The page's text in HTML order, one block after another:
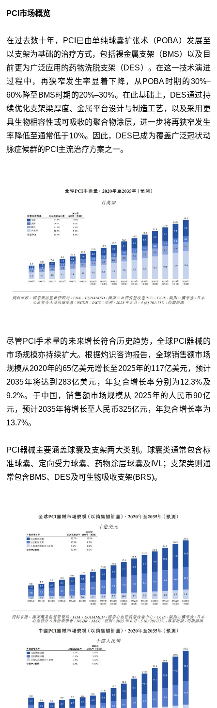
PCI市场概览
在过去数十年，PCI已由单纯球囊扩张术（POBA）发展至
以支架为基础的治疗方式，包括裸金属支架（BMS）以及目
前更为广泛应用的药物洗脱支架（DES）。在这一技术演进
过程中，再狭窄发生率显着下降，从POBA时期的30%–
60%降至BMS时期的20%–30%。在此基础上，DES通过持
续优化支架梁厚度、金属平台设计与制造工艺，以及采用更
具生物相容性或可吸收的聚合物涂层，进一步将再狭窄发生
率降低至通常低于10%。因此，DES已成为覆盖广泛冠状动
脉症候群的PCI主流治疗方案之一。
尽管PCI手术量的未来增长符合历史趋势，全球PCI器械的
市场规模亦持续扩大。根据灼识咨询报告，全球销售额市场
规模从2020年的65亿美元增长至2025年的117亿美元，预计
2035年将达到283亿美元，年复合增长率分别为12.3%及
9.2%。于中国，销售额市场规模从 2025年的人民币90亿
元，预计2035年将增长至人民币325亿元，年复合增长率为
13.7%。
PCI器械主要涵盖球囊及支架两大类别。球囊类通常包含标
准球囊、定向受力球囊、药物涂层球囊及IVL；支架类则通
常包含BMS、DES及可生物吸收支架(BRS)。